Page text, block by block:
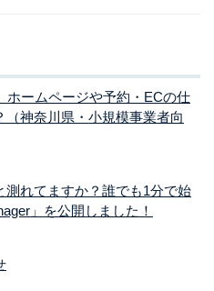
ホームページや予約・ECの仕
神奈川県・小規模事業者向
測れてますか？誰でも1分で始
」を公開しました！